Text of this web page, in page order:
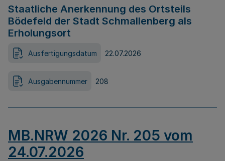
Staatliche Anerkennung des Ortsteils
Bödefeld der Stadt Schmallenberg als
Erholungsort
Ausfertigungsdatum 22.07.2026
Ausgabennummer 208
MB.NRW 2026 Nr. 205 vom
24.07.2026